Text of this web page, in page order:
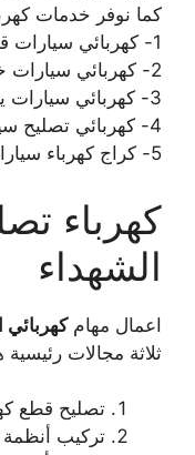
كما نوفر خدمات
1- كهربائي سيارات قريب من موقعي الشهداء
2- كهربائي سيارات خدمة طريق الشهداء
3- كهربائي سيارات يجي البيت
4- كهربائي تصليح سيارات الشهداء
5- كراج كهرباء سيارات الشهداء
كهرباء
الشهداء
اعمال مهامكهربائي
ثلاثة مجالات
تصليح قطع
تركيب